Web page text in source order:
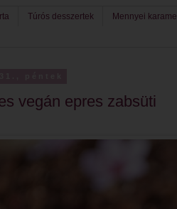
Túrós desszertek Mennyei karamell
vegán epres zabsüti